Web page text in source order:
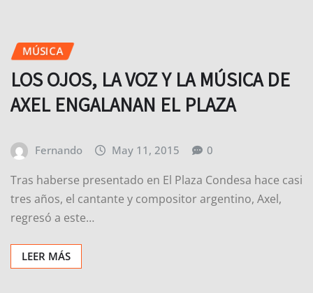
MÚSICA
LOS OJOS, LA VOZ Y LA MÚSICA DE
AXEL ENGALANAN EL PLAZA
Fernando May 11, 2015 0
Tras haberse presentado en El Plaza Condesa hace casi
tres años, el cantante y compositor argentino, Axel,
regresó a este…
LEER MÁS